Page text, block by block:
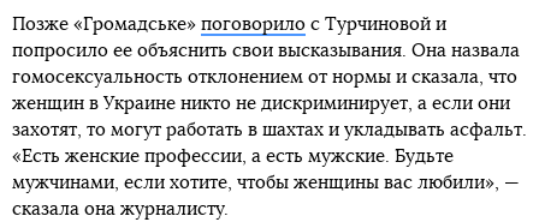
Позже «Громадське» поговорило с Турчиновой и
попросило ее объяснить свои высказывания. Она назвала
гомосексуальность отклонением от нормы и сказала, что
женщин в Украине никто не дискриминирует, а если они
захотят, то могут работать в шахтах и укладывать асфальт.
«Есть женские профессии, а есть мужские. Будьте
мужчинами, если хотите, чтобы женщины вас любили», —
сказала она журналисту.